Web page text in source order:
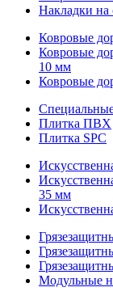
Накладки на
Ковровые
Ковровые
10 мм
Ковровые
Плитка ПВХ
Плитка SPC
35 мм
Модульные